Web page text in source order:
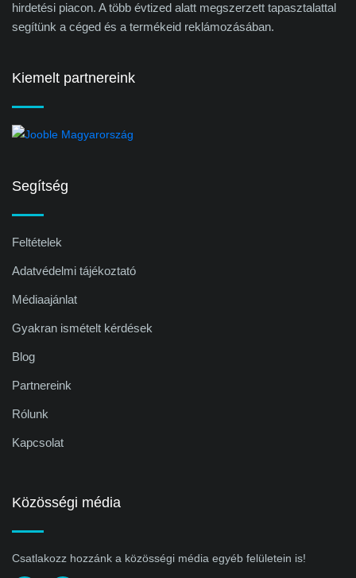
hirdetési piacon. A több évtized alatt megszerzett tapasztalattal
segítünk a céged és a termékeid reklámozásában.
Kiemelt partnereink
Segítség
Feltételek
Adatvédelmi tájékoztató
Médiaajánlat
Gyakran ismételt kérdések
Blog
Partnereink
Rólunk
Kapcsolat
Közösségi média
Csatlakozz hozzánk a közösségi média egyéb felületein is!